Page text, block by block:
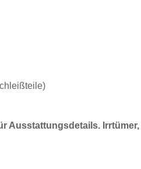
Ausstattungsdetails.